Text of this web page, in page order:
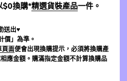
換購*精選貨裝產品一件。
送出♥
價」為準。
頁面便會出現換購提示，必須將換購產
應金額。購滿指定金額不計算換購品